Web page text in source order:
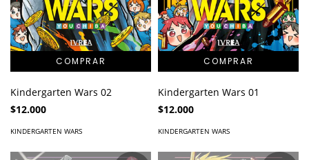
Kindergarten Wars 02
$12.000
KINDERGARTEN WARS
Kindergarten Wars 01
$12.000
KINDERGARTEN WARS